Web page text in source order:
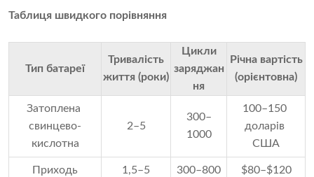
Таблиця швидкого порівняння
Тип батареї
Тривалість
життя (роки)
Цикли
заряджан
ня
Річна вартість
(орієнтовна)
Затоплена
свинцево-
кислотна
2–5
300–
1000
100–150
доларів
США
Приходь 1,5–5 300–800 $80–$120